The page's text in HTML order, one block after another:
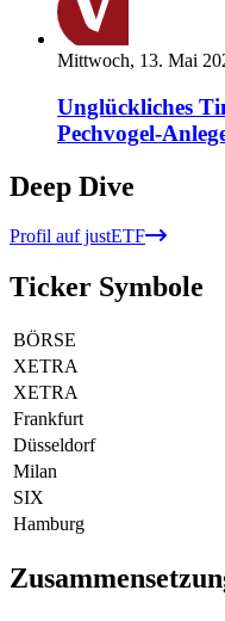
Mittwoch, 13. Mai
Unglückliches
Pechvogel-
Deep Dive
Profil auf justETF
Ticker Symbole
BÖRSE
XETRA
XETRA
Frankfurt
Düsseldorf
Milan
SIX
Hamburg